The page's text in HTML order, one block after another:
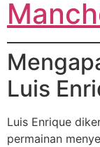
Luis
Luis Enrique
permainan